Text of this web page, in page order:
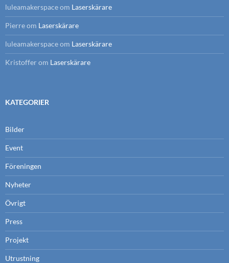
luleamakerspaceom Laserskärare
Pierreom Laserskärare
luleamakerspaceom Laserskärare
Kristoffer om Laserskärare
KATEGORIER
Bilder
Event
Föreningen
Nyheter
Övrigt
Press
Projekt
Utrustning